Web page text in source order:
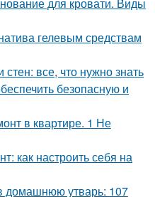
для кровати. Виды
гелевым средствам
все, что нужно знать
безопасную и
в квартире. 1 Не
как настроить себя на
домашнюю утварь: 107